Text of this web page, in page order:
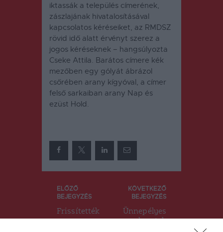
iktassák a település címerének,
zászlajának hivatalosításával
kapcsolatos kéréseiket, az RMDSZ
rövid idő alatt érvényt szerez a
jogos kéréseknek – hangsúlyozta
Cseke Attila. Barátos címere kék
mezőben egy gólyát ábrázol
csőrében arany kígyóval, a címer
felső sarkaiban arany Nap és
ezüst Hold.
Bejegyzés
navigáció
ELŐZŐ
BEJEGYZÉS
Frissítették
a
KÖVETKEZŐ
BEJEGYZÉS
Ünnepélyes
keretek